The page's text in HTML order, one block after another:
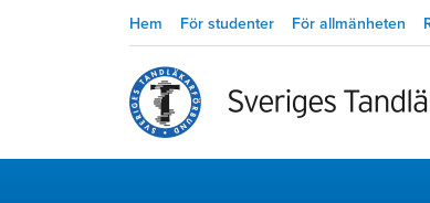
Hem För studenter För allmänheten